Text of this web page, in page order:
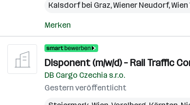
Kalsdorf bei Graz,Wiener Neudorf,Wien
Merken
Disponent (m/w/d) – Rail Traffic
DB Cargo Czechia s.r.o.
Gestern veröffentlicht